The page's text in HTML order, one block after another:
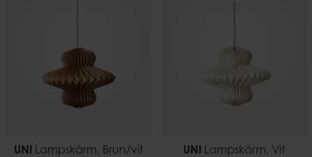
UNI Lampskärm, Brun/vit UNI Lampskärm, Vit